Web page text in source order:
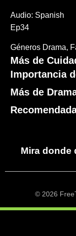
Audio: Spanish
Ep34
Géneros Drama
Más de
Importancia
Más de
Mira donde
© 2026